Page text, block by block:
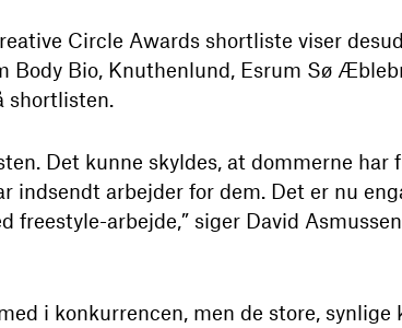
Circle Awards shortliste viser
Body Bio, Knuthenlund, Esrum Sø
shortlisten.
Det kunne skyldes, at dommerne har
indsendt arbejder for dem. Det er nu
freestyle-arbejde,” siger David
i konkurrencen, men de store, synlige